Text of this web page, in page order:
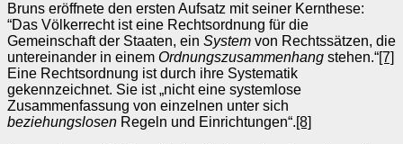
Bruns eröffnete den ersten Aufsatz mit seiner Kernthese:
“Das Völkerrecht ist eine Rechtsordnung für die
Gemeinschaft der Staaten, ein System von Rechtssätzen, die
untereinander in einem Ordnungszusammenhang stehen.“[7]
Eine Rechtsordnung ist durch ihre Systematik
gekennzeichnet. Sie ist „nicht eine systemlose
Zusammenfassung von einzelnen unter sich
beziehungslosen Regeln und Einrichtungen“.[8]